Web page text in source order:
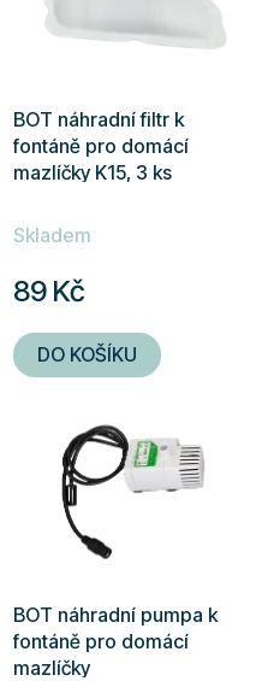
BOT náhradní filtr k
fontáně pro domácí
mazlíčky K15, 3 ks
hodnocení
produktu
je
5,0
z
hvězdiček.
Skladem
89 Kč
DO KOŠÍKU
BOT náhradní pumpa k
fontáně pro domácí
mazlíčky